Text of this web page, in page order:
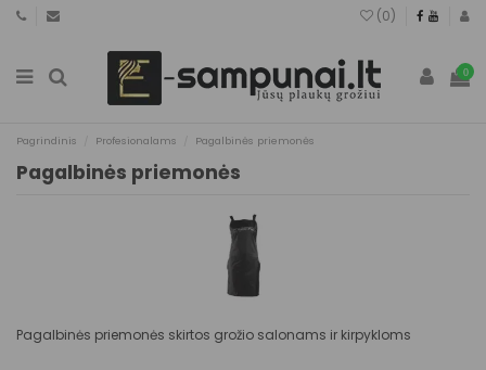
(0)
0
Pagrindinis Profesionalams Pagalbinės priemonės
Pagalbinės priemonės
Pagalbinės priemonės skirtos grožio salonams ir kirpykloms